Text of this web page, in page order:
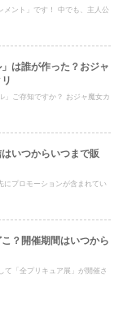
メント」です！ 中でも、主人公
は誰が作った？おジャ
」ご存知ですか？ おジャ魔女カ
いつからいつまで販
プロモーションが含まれてい
？開催期間はいつから
て「全プリキュア展」が開催さ